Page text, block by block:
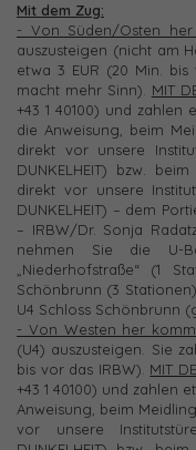
Mit dem Zug:
- Von Süden/Osten her
auszusteigen (nicht am
etwa 3 EUR (20 Min.
macht mehr Sinn). MIT
+43 1 40100) und zahlen
die Anweisung, beim
direkt vor unsere
DUNKELHEIT) bzw.
direkt vor unsere
DUNKELHEIT) – dem
– IRBW/Dr. Sonja
nehmen Sie die U-
„Niederhofstraße“ (1
Schönbrunn (3
U4 Schloss Schönbrunn
- Von Westen her
(U4) auszusteigen. Sie
bis vor das IRBW). MIT
+43 1 40100) und zahlen
Anweisung, beim
vor unsere